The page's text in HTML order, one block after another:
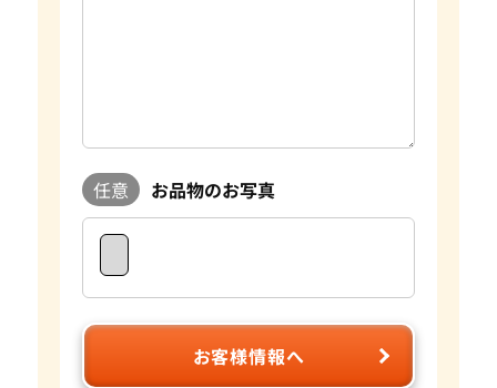
任意 お品物のお写真
お客様情報へ